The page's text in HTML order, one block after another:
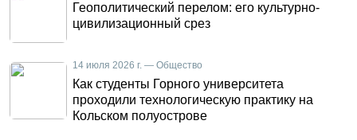
Геополитический перелом: его культурно-
цивилизационный срез
14 июля 2026 г. — Общество
Как студенты Горного университета
проходили технологическую практику на
Кольском полуострове